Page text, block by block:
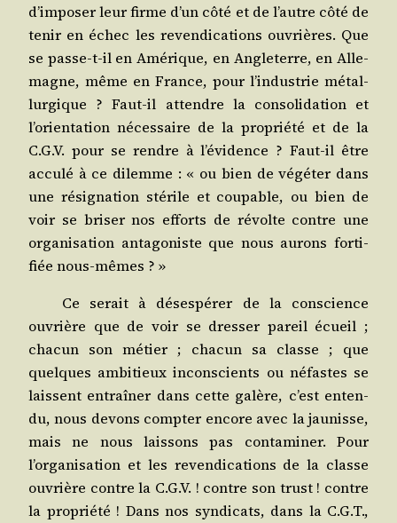
d’imposer leur firme d’un côté et de l’autre côté de
tenir en échec les reven­di­ca­tions ouvrières. Que
se passe-t-il en Amé­rique, en Angle­terre, en Alle­
magne, même en France, pour l’industrie métal­
lur­gique ? Faut-il attendre la conso­li­da­tion et
l’orientation néces­saire de la pro­prié­té et de la
C.G.V. pour se rendre à l’évidence ? Faut-il être
accu­lé à ce dilemme : « ou bien de végé­ter dans
une rési­gna­tion sté­rile et cou­pable, ou bien de
voir se bri­ser nos efforts de révolte contre une
orga­ni­sa­tion anta­go­niste que nous aurons for­ti­
fiée nous-mêmes ? »
Ce serait à déses­pé­rer de la conscience
ouvrière que de voir se dres­ser pareil écueil ;
cha­cun son métier ; cha­cun sa classe ; que
quelques ambi­tieux incons­cients ou néfastes se
laissent entraî­ner dans cette galère, c’est enten­
du, nous devons comp­ter encore avec la jau­nisse,
mais ne nous lais­sons pas conta­mi­ner. Pour
l’organisation et les reven­di­ca­tions de la classe
ouvrière contre la C.G.V. ! contre son trust ! contre
la pro­prié­té ! Dans nos syn­di­cats, dans la C.G.T.,